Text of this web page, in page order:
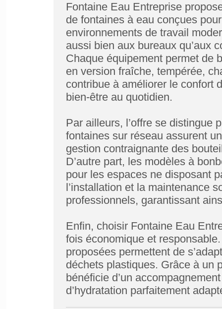
Fontaine Eau Entreprise
de fontaines à eau conçues
environnements de travail
aussi bien aux bureaux qu’aux
Chaque équipement permet de
en version fraîche, tempérée,
contribue à améliorer le confort
bien-être au quotidien.
Par ailleurs, l’offre se distingue
fontaines sur réseau assurent
gestion contraignante des
D’autre part, les modèles à
pour les espaces ne disposant
l’installation et la maintenance
professionnels, garantissant
Enfin, choisir Fontaine Eau
fois économique et
proposées permettent de
déchets plastiques. Grâce à un
bénéficie d’un
d’hydratation parfaitement